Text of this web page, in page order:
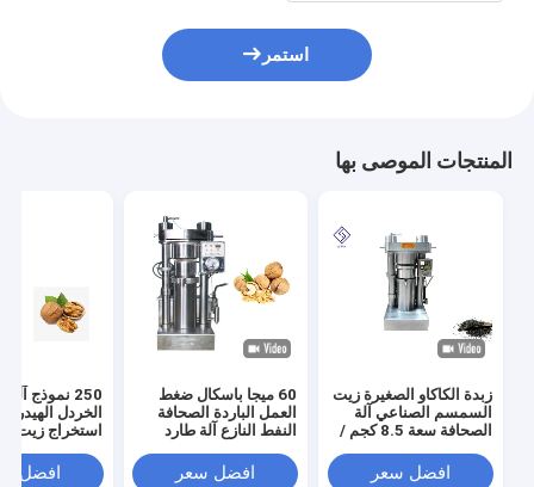
استمر
المنتجات الموصى بها
زبدة الكاكاو الصغيرة زيت
السمسم الصناعي آلة
الصحافة سعة 8.5 كجم /
افضل سعر
60 ميجا باسكال ضغط
العمل الباردة الصحافة
النفط النازع آلة طارد
افضل سعر
250 نموذج
الخردل
استخراج زيت
افضل